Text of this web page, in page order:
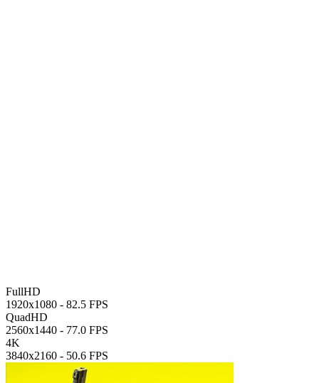
FullHD
1920x1080 - 82.5 FPS
QuadHD
2560x1440 - 77.0 FPS
4K
3840x2160 - 50.6 FPS